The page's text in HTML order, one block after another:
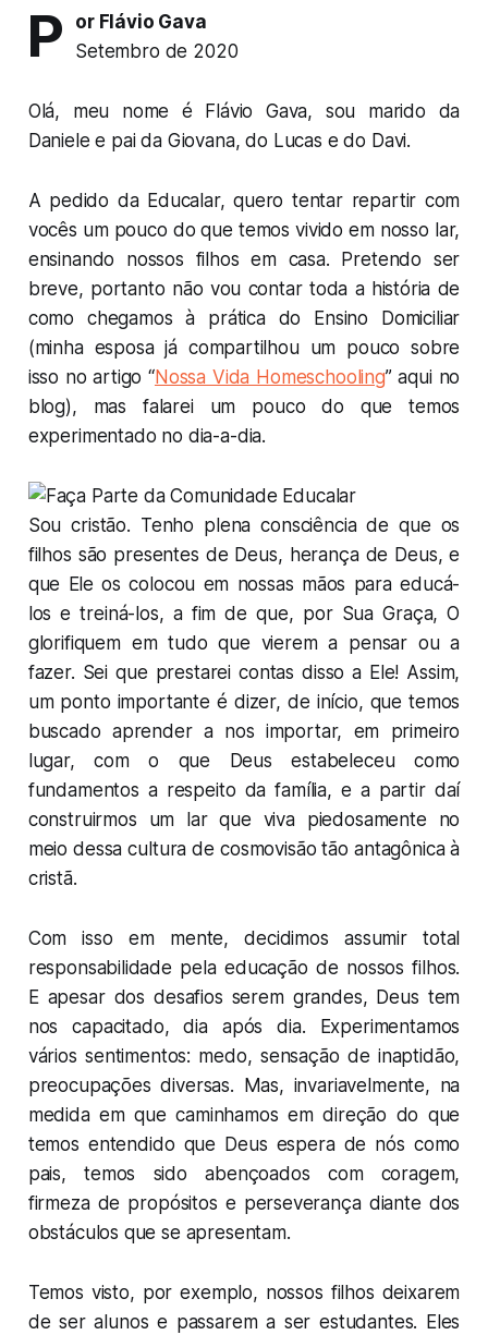
P
or Flávio Gava
Setembro de 2020
Olá, meu nome é Flávio Gava, sou marido da
Daniele e pai da Giovana, do Lucas e do Davi.
A pedido da Educalar, quero tentar repartir com
vocês um pouco do que temos vivido em nosso lar,
ensinando nossos filhos em casa. Pretendo ser
breve, portanto não vou contar toda a história de
como chegamos à prática do Ensino Domiciliar
(minha esposa já compartilhou um pouco sobre
isso no artigo “Nossa Vida Homeschooling”aqui no
blog), mas falarei um pouco do que temos
experimentado no dia-a-dia.
Sou cristão. Tenho plena consciência de que os
filhos são presentes de Deus, herança de Deus, e
que Ele os colocou em nossas mãos para educá-
los e treiná-los, a fim de que, por Sua Graça, O
glorifiquem em tudo que vierem a pensar ou a
fazer. Sei que prestarei contas disso a Ele! Assim,
um ponto importante é dizer, de início, que temos
buscado aprender a nos importar, em primeiro
lugar, com o que Deus estabeleceu como
fundamentos a respeito da família, e a partir daí
construirmos um lar que viva piedosamente no
meio dessa cultura de cosmovisão tão antagônica à
cristã.
Com isso em mente, decidimos assumir total
responsabilidade pela educação de nossos filhos.
E apesar dos desafios serem grandes, Deus tem
nos capacitado, dia após dia. Experimentamos
vários sentimentos: medo, sensação de inaptidão,
preocupações diversas. Mas, invariavelmente, na
medida em que caminhamos em direção do que
temos entendido que Deus espera de nós como
pais, temos sido abençoados com coragem,
firmeza de propósitos e perseverança diante dos
obstáculos que se apresentam.
Temos visto, por exemplo, nossos filhos deixarem
de ser alunos e passarem a ser estudantes. Eles